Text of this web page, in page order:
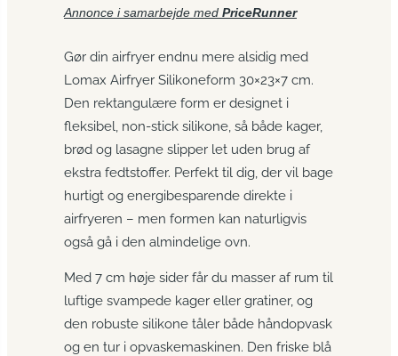
Annonce i samarbejde med PriceRunner
Gør din airfryer endnu mere alsidig med
Lomax Airfryer Silikoneform 30×23×7 cm.
Den rektangulære form er designet i
fleksibel, non-stick silikone, så både kager,
brød og lasagne slipper let uden brug af
ekstra fedtstoffer. Perfekt til dig, der vil bage
hurtigt og energibesparende direkte i
airfryeren – men formen kan naturligvis
også gå i den almindelige ovn.
Med 7 cm høje sider får du masser af rum til
luftige svampede kager eller gratiner, og
den robuste silikone tåler både håndopvask
og en tur i opvaskemaskinen. Den friske blå